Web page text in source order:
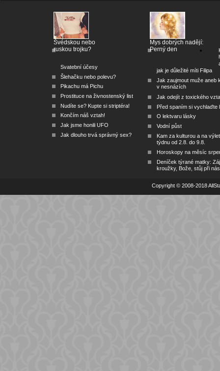
Švédskou nebo
ruskou trojku?
Svatební účesy
Šlehačku nebo polevu?
Pikachu má Pichu
Prostituce na živnostenský list
Nudíte se? Kupte si striptéra!
Končím náš vztah!
Jak jsme honili UFO
Jak dlouho trvá správný sex?
Mys dobrých nadějí:
Perný den
jak je důležité míti Filipa
Jak zaujmout muže aneb
v nesnázích
Jak odejít z toxického
Před spaním si vychlaďte
O lektvaru lásky
Vodní půst
Kam za kulturou a na
týdnu od 2.8. do 9.8.
Horoskopy na měsíc
Deníček týrané matky:
kroužky, Bože, stůj při nás
Copyright © 2008-2018